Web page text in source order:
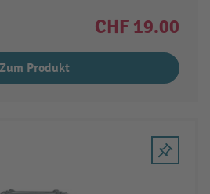
CHF 19.00
Zum Produkt